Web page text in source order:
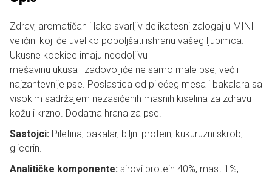
Zdrav, aromatičan i lako svarljiv delikatesni zalogaj u MINI
veličini koji će uveliko poboljšati ishranu vašeg ljubimca.
Ukusne kockice imaju neodoljivu
mešavinu ukusa i zadovoljiće ne samo male pse, već i
najzahtevnije pse. Poslastica od pilećeg mesa i bakalara sa
visokim sadržajem nezasićenih masnih kiselina za zdravu
kožu i krzno. Dodatna hrana za pse.
Sastojci: Piletina, bakalar, biljni protein, kukuruzni skrob,
glicerin.
Analitičke komponente: sirovi protein 40%, mast 1%,